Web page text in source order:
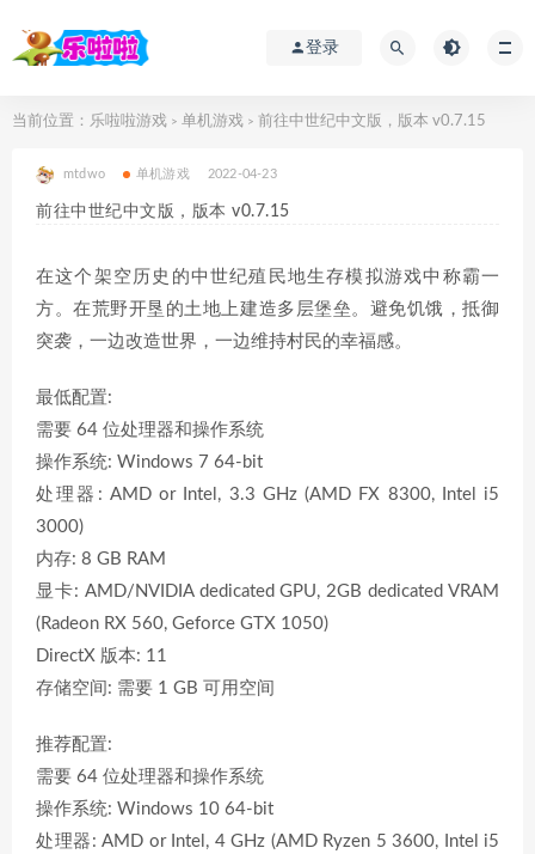
登录
当前位置： 乐啦啦游戏 > 单机游戏 > 前往中世纪中文版，版本 v0.7.15
mtdwo 单机游戏 2022-04-23
前往中世纪中文版，版本 v0.7.15
在这个架空历史的中世纪殖民地生存模拟游戏中称霸一
方。在荒野开垦的土地上建造多层堡垒。避免饥饿，抵御
突袭，一边改造世界，一边维持村民的幸福感。
最低配置:
需要 64 位处理器和操作系统
操作系统: Windows 7 64-bit
处理器: AMD or Intel, 3.3 GHz (AMD FX 8300, Intel i5
3000)
内存: 8 GB RAM
显卡: AMD/NVIDIA dedicated GPU, 2GB dedicated VRAM
(Radeon RX 560, Geforce GTX 1050)
DirectX 版本: 11
存储空间: 需要 1 GB 可用空间
推荐配置:
需要 64 位处理器和操作系统
操作系统: Windows 10 64-bit
处理器: AMD or Intel, 4 GHz (AMD Ryzen 5 3600, Intel i5